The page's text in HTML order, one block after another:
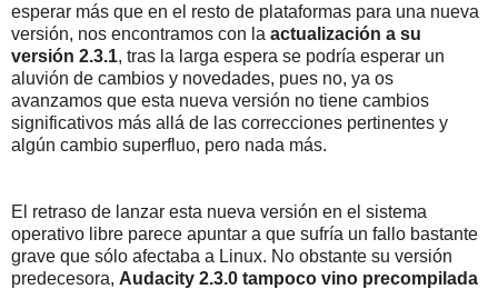
esperar más que en el resto de plataformas para una nueva
versión, nos encontramos con la actualización a su
versión 2.3.1, tras la larga espera se podría esperar un
aluvión de cambios y novedades, pues no, ya os
avanzamos que esta nueva versión no tiene cambios
significativos más allá de las correcciones pertinentes y
algún cambio superfluo, pero nada más.
El retraso de lanzar esta nueva versión en el sistema
operativo libre parece apuntar a que sufría un fallo bastante
grave que sólo afectaba a Linux. No obstante su versión
predecesora, Audacity 2.3.0 tampoco vino precompilada